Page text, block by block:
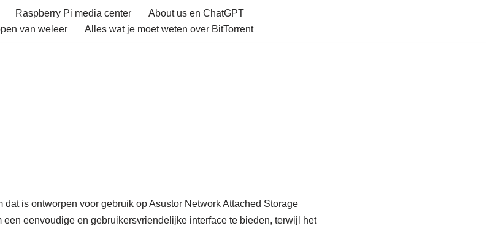
Raspberry Pi media center
About us en ChatGPT
van weleer
Alles wat je moet weten over BitTorrent
is ontworpen voor gebruik op Asustor Network Attached Storage
​​eenvoudige en gebruikersvriendelijke interface te bieden, terwijl het